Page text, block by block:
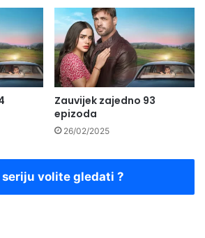
Zauvijek zajedno 93
epizoda
26/02/2025
seriju volite gledati ?